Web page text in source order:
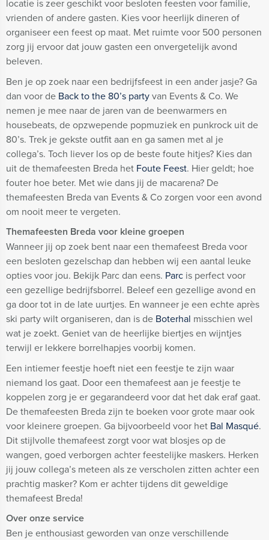
locatie is zeer geschikt voor besloten feesten voor familie,
vrienden of andere gasten. Kies voor heerlijk dineren of
organiseer een feest op maat. Met ruimte voor 500 personen
zorg jij ervoor dat jouw gasten een onvergetelijk avond
beleven.
Ben je op zoek naar een bedrijfsfeest in een ander jasje? Ga
dan voor de Back to the 80’s partyvan Events & Co. We
nemen je mee naar de jaren van de beenwarmers en
housebeats, de opzwepende popmuziek en punkrock uit de
80’s. Trek je gekste outfit aan en ga samen met al je
collega’s. Toch liever los op de beste foute hitjes? Kies dan
uit de themafeesten Breda het Foute Feest. Hier geldt; hoe
fouter hoe beter. Met wie dans jij de macarena? De
themafeesten Breda van Events & Co zorgen voor een avond
om nooit meer te vergeten.
Themafeesten Breda voor kleine groepen
Wanneer jij op zoek bent naar een themafeest Breda voor
een besloten gezelschap dan hebben wij een aantal leuke
opties voor jou. Bekijk Parc dan eens. Parc is perfect voor
een gezellige bedrijfsborrel. Beleef een gezellige avond en
ga door tot in de late uurtjes. En wanneer je een echte après
ski party wilt organiseren, dan is de Boterhal misschien wel
wat je zoekt. Geniet van de heerlijke biertjes en wijntjes
terwijl er lekkere borrelhapjes voorbij komen.
Een intiemer feestje hoeft niet een feestje te zijn waar
niemand los gaat. Door een themafeest aan je feestje te
koppelen zorg je er gegarandeerd voor dat het dak eraf gaat.
De themafeesten Breda zijn te boeken voor grote maar ook
voor kleinere groepen. Ga bijvoorbeeld voor het Bal Masqué.
Dit stijlvolle themafeest zorgt voor wat blosjes op de
wangen, goed verborgen achter feestelijke maskers. Herken
jij jouw collega’s meteen als ze verscholen zitten achter een
prachtig masker? Kom er achter tijdens dit geweldige
themafeest Breda!
Over onze service
Ben je enthousiast geworden van onze verschillende